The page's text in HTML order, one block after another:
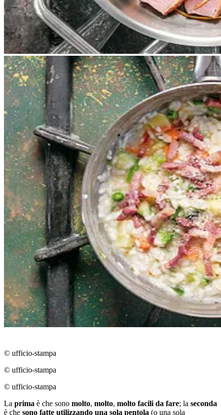
© ufficio-stampa
© ufficio-stampa
© ufficio-stampa
La prima è che sono molto, molto, molto facili da fare; la seconda
è che sono fatte utilizzando una sola pentola (o una sola